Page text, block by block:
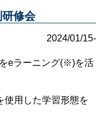
研修会
2024/01/15-
eラーニング(※)を活
用した学習形態を